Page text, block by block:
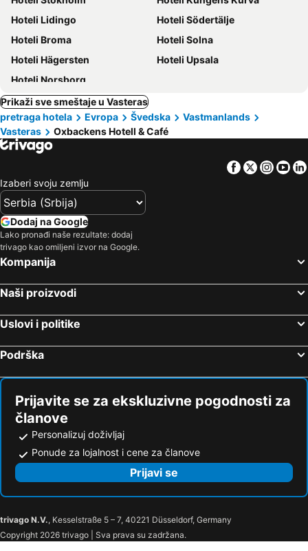
Hoteli Lidingo
Hoteli Södertälje
Hoteli Broma
Hoteli Solna
Hoteli Hägersten
Hoteli Upsala
Hoteli Norsborg
Prikaži sve smeštaje u Vasteras
pretraga hotela
Evropa Švedska
Vastmanlands
Vasteras
Oxbackens Hotell & Café
Facebook
Twitter
Izaberi svoju zemlju
Dodaj na Google
Lako pronađi naše rezultate: dodaj
trivago kao omiljeni izvor na Google.
Kompanija
Naši proizvodi
Uslovi i politike
Podrška
Prijavite se za ekskluzivne pogodnosti za
članove
Personalizuj doživljaj
Ponude za lojalnost i cene za članove
Prijavi se
trivago N.V., Kesselstraße 5 – 7, 40221 Düsseldorf, Germany
Copyright 2026 trivago | Sva prava su zadržana.